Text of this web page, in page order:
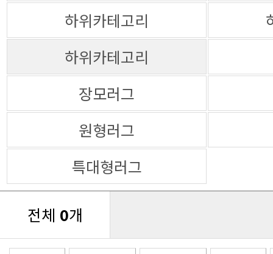
하위카테고리
하위카테고리
장모러그
원형러그
특대형러그
전체 0개